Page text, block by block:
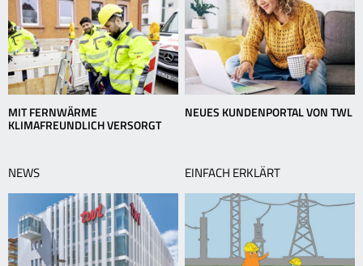
MIT FERNWÄRME
KLIMAFREUNDLICH VERSORGT
NEUES KUNDENPORTAL VON TWL
NEWS EINFACH ERKLÄRT